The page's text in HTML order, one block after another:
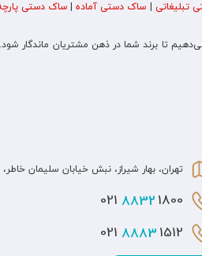
تبلیغاتی ساک دستی آماده|ساک دستی
می‌دهیم تا برند شما در ذهن مشتریان ماندگار
تهران، بهار شیراز، نبش خیابان سلیمان خاطر،
8832 1800 021
8883 1512 021